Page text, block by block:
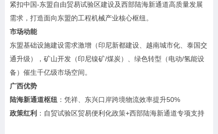
紧扣中国-东盟自由贸易试验区建设及西部陆海新通道高质量发展
需求，打造面向东盟的工程机械产业核心枢纽。
市场动能
东盟基础设施建设需求激增（印尼新都建设、越南城市化、泰国交
通升级），矿山开发（印尼镍矿/煤炭）、绿色转型（电动/氢能设
备）催生千亿级市场空间。
广西优势
陆海新通道枢纽 ‌：凭祥、东兴口岸跨境物流效率提升50%
政策红利 ‌：自贸试验区贸易便利化政策+西部陆海新通道专项支持